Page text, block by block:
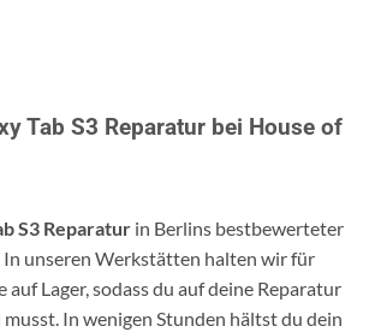
Tab S3 Reparatur bei House of
S3 Reparatur in Berlins bestbewerteter
unseren Werkstätten halten wir für
auf Lager, sodass du auf deine Reparatur
In wenigen Stunden hältst du dein